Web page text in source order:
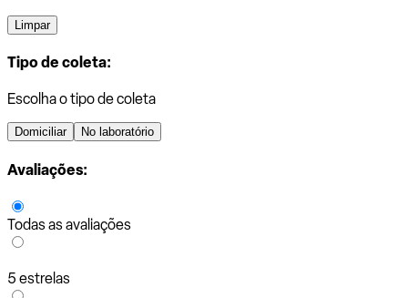
Limpar
Tipo de coleta:
Escolha o tipo de coleta
Domiciliar No laboratório
Avaliações:
Todas as avaliações
5 estrelas